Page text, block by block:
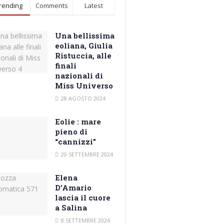
Comments Latest
Una bellissima
eoliana, Giulia
Ristuccia, alle
finali
nazionali di
Miss Universo
28 AGOSTO 2024
Eolie : mare
pieno di
“cannizzi”
20 SETTEMBRE 2024
Elena
D’Amario
lascia il cuore
a Salina
8 SETTEMBRE 2024